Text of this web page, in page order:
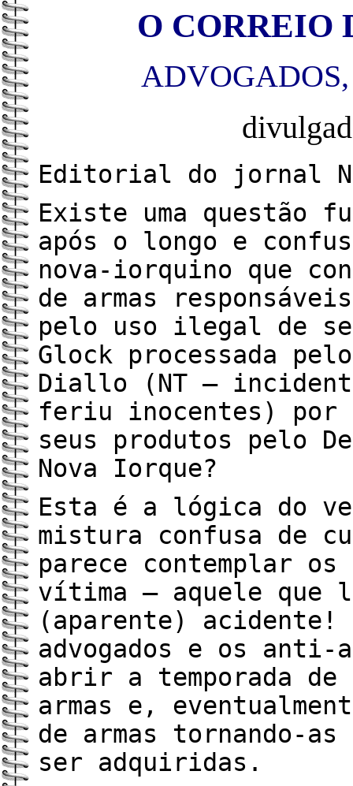
O CORREIO
Editorial do jornal
Existe uma questão
após o longo e
nova-iorquino que
de armas
pelo uso ilegal de
Glock processada
Diallo (NT –
feriu inocentes) por
seus produtos pelo
Nova Iorque?
Esta é a lógica do
mistura confusa de
parece contemplar
vítima – aquele que
(aparente) acidente!
advogados e os anti-
abrir a temporada
armas e,
de armas tornando-
ser adquiridas.